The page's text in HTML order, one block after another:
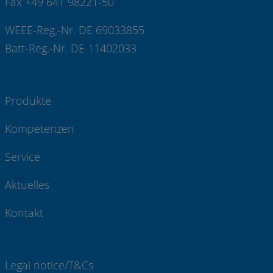
WEEE-Reg.-Nr. DE 69033855
Batt-Reg.-Nr. DE 11402033
Produkte
Kompetenzen
Service
Aktuelles
Kontakt
Legal notice/T&Cs